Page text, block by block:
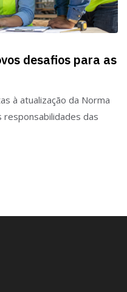
desafios para as
à atualização da Norma
responsabilidades das